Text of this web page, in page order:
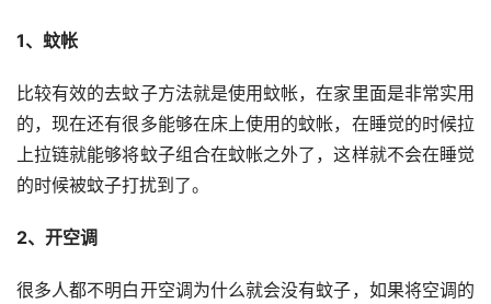
1、蚊帐
比较有效的去蚊子方法就是使用蚊帐，在家里面是非常实用
的，现在还有很多能够在床上使用的蚊帐，在睡觉的时候拉
上拉链就能够将蚊子组合在蚊帐之外了，这样就不会在睡觉
的时候被蚊子打扰到了。
2、开空调
很多人都不明白开空调为什么就会没有蚊子，如果将空调的